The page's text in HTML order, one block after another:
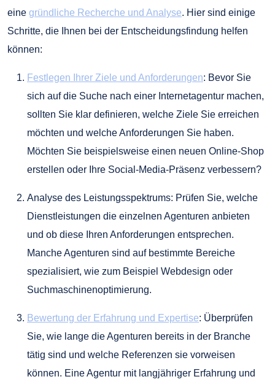
eine gründliche Recherche und Analyse. Hier sind einige
Schritte, die Ihnen bei der Entscheidungsfindung helfen
können:
Festlegen Ihrer Ziele und Anforderungen: Bevor Sie
sich auf die Suche nach einer Internetagentur machen,
sollten Sie klar definieren, welche Ziele Sie erreichen
möchten und welche Anforderungen Sie haben.
Möchten Sie beispielsweise einen neuen Online-Shop
erstellen oder Ihre Social-Media-Präsenz verbessern?
Analyse des Leistungsspektrums: Prüfen Sie, welche
Dienstleistungen die einzelnen Agenturen anbieten
und ob diese Ihren Anforderungen entsprechen.
Manche Agenturen sind auf bestimmte Bereiche
spezialisiert, wie zum Beispiel Webdesign oder
Suchmaschinenoptimierung.
Bewertung der Erfahrung und Expertise: Überprüfen
Sie, wie lange die Agenturen bereits in der Branche
tätig sind und welche Referenzen sie vorweisen
können. Eine Agentur mit langjähriger Erfahrung und